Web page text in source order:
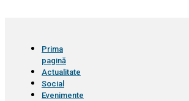
Prima
pagină
Actualitate
Social
Evenimente